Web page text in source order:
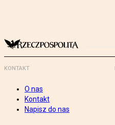
KONTAKT
O nas
Kontakt
Napisz do nas